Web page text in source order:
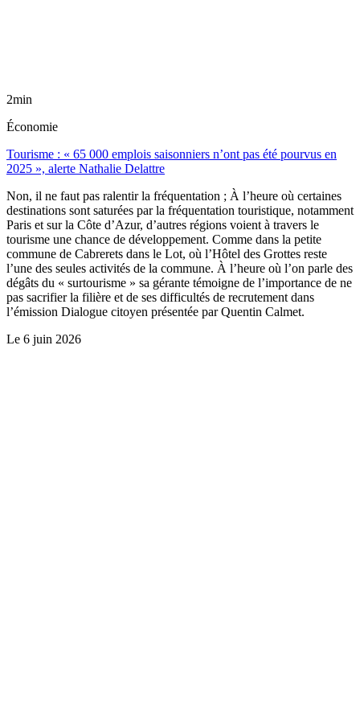
2min
Économie
Tourisme : « 65 000 emplois saisonniers n’ont pas été pourvus en
2025 », alerte Nathalie Delattre
Non, il ne faut pas ralentir la fréquentation ; À l’heure où certaines
destinations sont saturées par la fréquentation touristique, notamment
Paris et sur la Côte d’Azur, d’autres régions voient à travers le
tourisme une chance de développement. Comme dans la petite
commune de Cabrerets dans le Lot, où l’Hôtel des Grottes reste
l’une des seules activités de la commune. À l’heure où l’on parle des
dégâts du « surtourisme » sa gérante témoigne de l’importance de ne
pas sacrifier la filière et de ses difficultés de recrutement dans
l’émission Dialogue citoyen présentée par Quentin Calmet.
Le 6 juin 2026